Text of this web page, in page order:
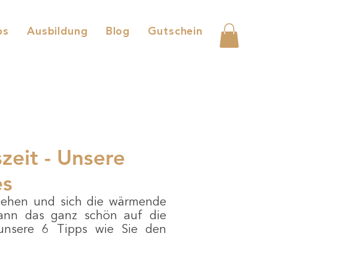
Ausbildung Blog Gutschein
- Unsere
und sich die wärmende
das ganz schön auf die
6 Tipps wie Sie den